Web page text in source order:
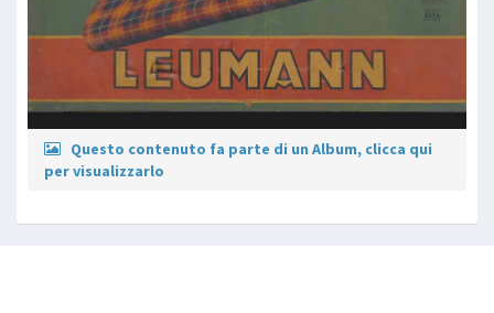
Questo contenuto fa parte di un Album, clicca qui
per visualizzarlo